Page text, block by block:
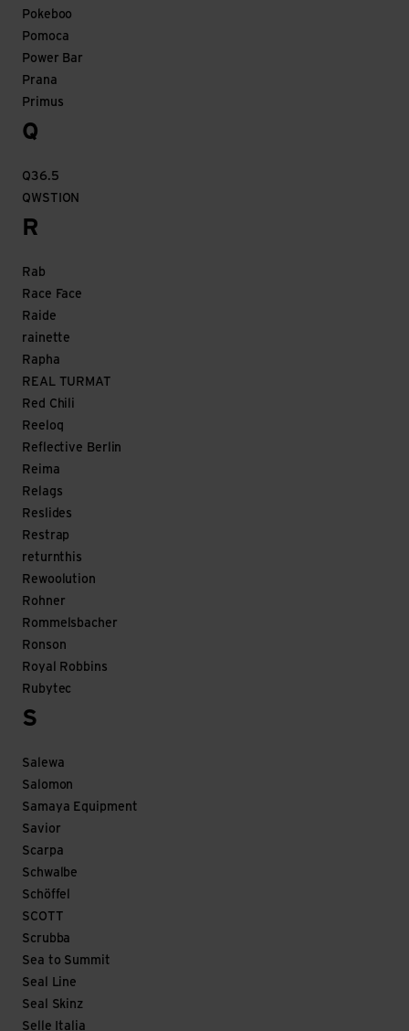
Pokeboo
Pomoca
Power Bar
Prana
Primus
Q
Q36.5
QWSTION
R
Rab
Race Face
Raide
rainette
Rapha
REAL TURMAT
Red Chili
Reeloq
Reflective Berlin
Reima
Relags
Reslides
Restrap
returnthis
Rewoolution
Rohner
Rommelsbacher
Ronson
Royal Robbins
Rubytec
S
Salewa
Salomon
Samaya Equipment
Savior
Scarpa
Schwalbe
Schöffel
SCOTT
Scrubba
Sea to Summit
Seal Line
Seal Skinz
Selle Italia